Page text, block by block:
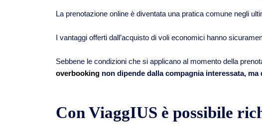
La prenotazione online è diventata una pratica comune negli
I vantaggi offerti dall’acquisto di voli economici hanno
Sebbene le condizioni che si applicano al momento della
overbooking non dipende dalla compagnia interessata,
Con ViaggIUS è possibile